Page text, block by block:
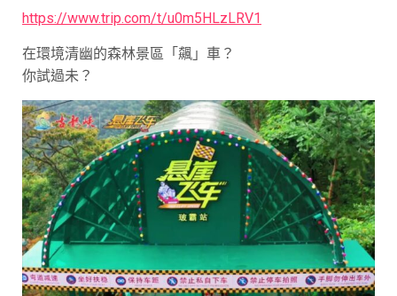
https://www.trip.com/t/u0m5HLzLRV1
在環境清幽的森林景區「飆」車？
你試過未？